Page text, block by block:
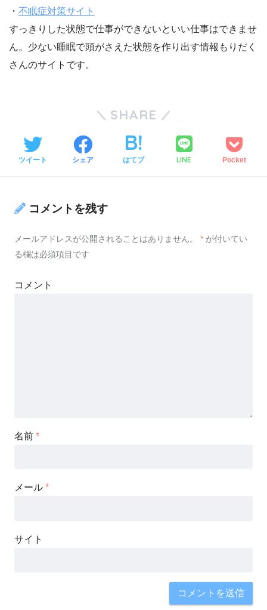
・ 不眠症対策サイト
すっきりした状態で仕事ができないといい仕事はできませ
ん。少ない睡眠で頭がさえた状態を作り出す情報もりだく
さんのサイトです。
SHARE
ツイート シェア はてブ LINE Pocket
コメントを残す
メールアドレスが公開されることはありません。 * が付いてい
る欄は必須項目です
コメント
名前 *
メール *
サイト